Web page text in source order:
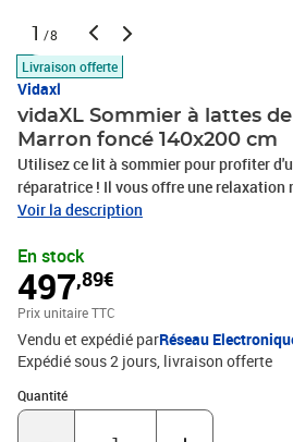
1 /8
Livraison offerte
Vidaxl
vidaXL Sommier à lattes
Marron foncé 140x200 cm
Utilisez ce lit à sommier pour profiter
réparatrice ! Il vous offre une relaxation
agréable. Tissu durable : le tissu
est réglable en hauteur selon vos
offre un excellent soutien du dos lorsque
votre lit pour lire ou regarder la
ensachés : le ressort ensaché individuel
très haute qualité tout en assurant un
d'adaptabilité. Il peut absorber
causés par les sauts et les
matelas de lit offre une stabilité accrue
Voir la description
En stock
497,89€
Prix unitaire TTC
Vendu et expédié parRéseau
Expédié sous 2 jours livraison offerte
Quantité
Quantité : 1